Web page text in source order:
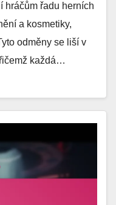
hráčům řadu herních
a kosmetiky,
odměny se liší v
každá…